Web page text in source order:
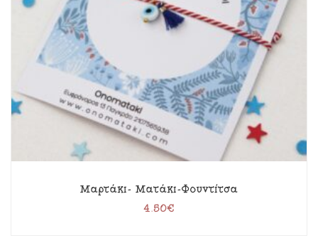
Μαρτάκι- Ματάκι-Φουντίτσα
4.50€